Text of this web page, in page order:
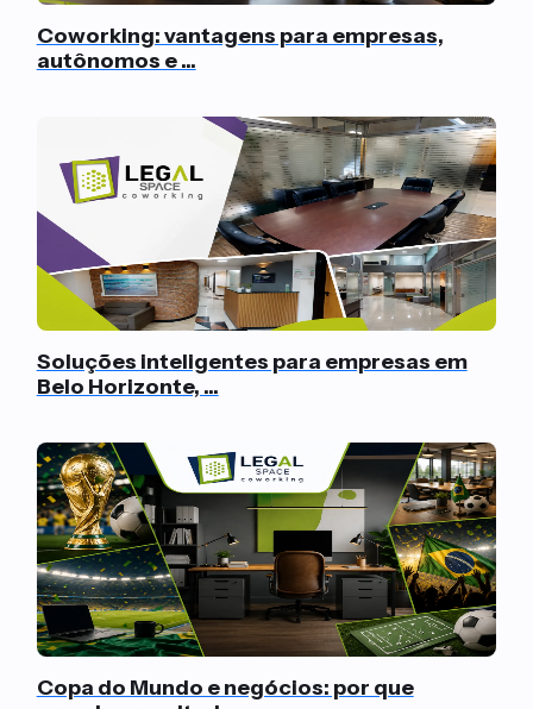
Coworking: vantagens para empresas,
autônomos e ...
Soluções inteligentes para empresas em
Belo Horizonte, ...
Copa do Mundo e negócios: por que